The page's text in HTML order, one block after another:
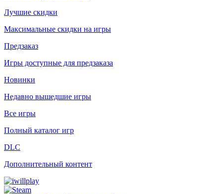
Лучшие скидки
Максимальные скидки на игры
Предзаказ
Игры доступные для предзаказа
Новинки
Недавно вышедшие игры
Все игры
Полный каталог игр
DLC
Дополнительный контент